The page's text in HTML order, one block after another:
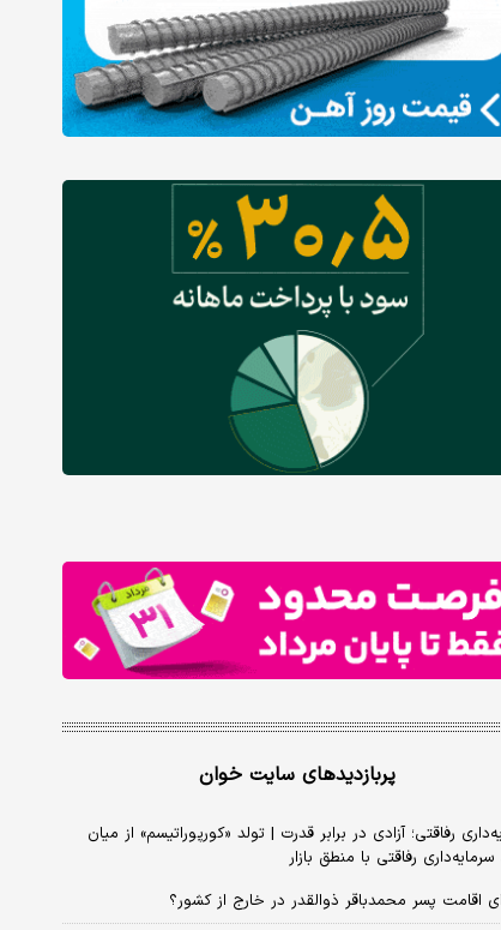
پربازدیدهای سایت خوان
رفاقتی؛ آزادی در برابر قدرت | تولد «کورپوراتیسم» از میان
رفاقتی با منطق بازار
اقامت پسر محمدباقر ذوالقدر در خارج از کشور؟